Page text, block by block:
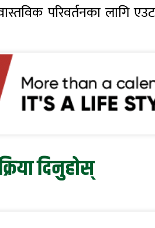
परिवर्तनका
दिनुहोस्